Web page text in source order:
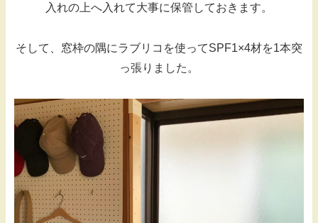
入れの上へ入れて大事に保管しておきます。
そして、窓枠の隅にラブリコを使ってSPF1×4材を1本突
っ張りました。